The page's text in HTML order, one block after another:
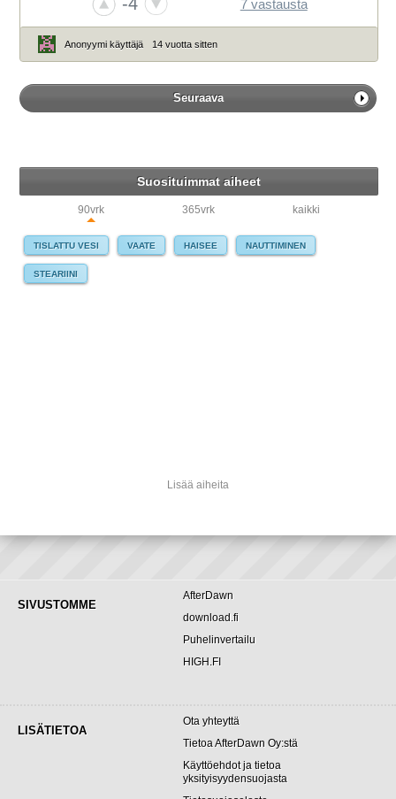
7 vastausta
Anonyymi käyttäjä 14 vuotta sitten
Seuraava
Suosituimmat aiheet
90vrk 365vrk kaikki
TISLATTU VESI VAATE HAISEE NAUTTIMINEN
STEARIINI
Lisää aiheita
SIVUSTOMME
AfterDawn
download.fi
Puhelinvertailu
HIGH.FI
LISÄTIETOA
Ota yhteyttä
Tietoa AfterDawn Oy:stä
Käyttöehdot ja tietoa
yksityisyydensuojasta